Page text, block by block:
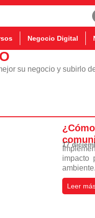
Negocio Digital
su negocio y subirlo
17
impacto
Leer